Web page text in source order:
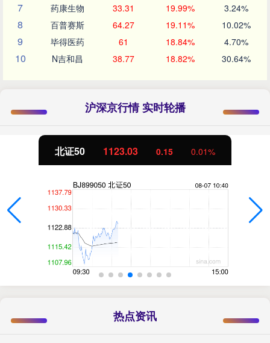
7 药康生物 33.31 19.99% 3.24%
8 百普赛斯 64.27 19.11% 10.02%
9 毕得医药 61 18.84% 4.70%
10 N吉和昌 38.77 18.82% 30.64%
沪深京行情 实时轮播
北证50 1123.03 0.15 0.01%
热点资讯